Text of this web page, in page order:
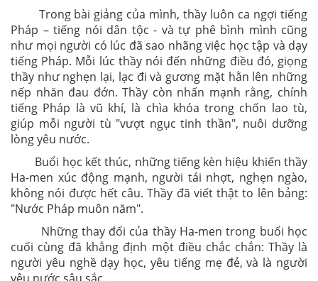
Trong bài giảng của mình, thầy luôn ca ngợi tiếng
Pháp – tiếng nói dân tộc - và tự phê bình mình cũng
như mọi người có lúc đã sao nhãng việc học tập và dạy
tiếng Pháp. Mỗi lúc thầy nói đến những điều đó, giọng
thầy như nghẹn lại, lạc đi và gương mặt hằn lên những
nếp nhăn đau đớn. Thầy còn nhấn mạnh rằng, chính
tiếng Pháp là vũ khí, là chìa khóa trong chốn lao tù,
giúp mỗi người tù "vượt ngục tinh thần", nuôi dưỡng
lòng yêu nước.
Buổi học kết thúc, những tiếng kèn hiệu khiến thầy
Ha-men xúc động mạnh, người tái nhợt, nghẹn ngào,
không nói được hết câu. Thầy đã viết thật to lên bảng:
"Nước Pháp muôn năm".
Những thay đổi của thầy Ha-men trong buổi học
cuối cùng đã khẳng định một điều chắc chắn: Thầy là
người yêu nghề dạy học, yêu tiếng mẹ đẻ, và là người